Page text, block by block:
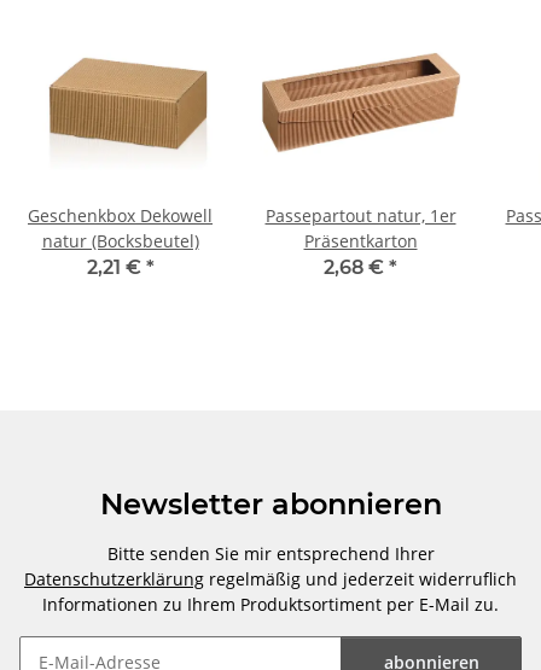
Geschenkbox Dekowell
natur (Bocksbeutel)
2,21 € *
Passepartout natur, 1er
Präsentkarton
2,68 € *
Newsletter abonnieren
Bitte senden Sie mir entsprechend Ihrer
Datenschutzerklärung regelmäßig und jederzeit widerruflich
Informationen zu Ihrem Produktsortiment per E-Mail zu.
abonnieren